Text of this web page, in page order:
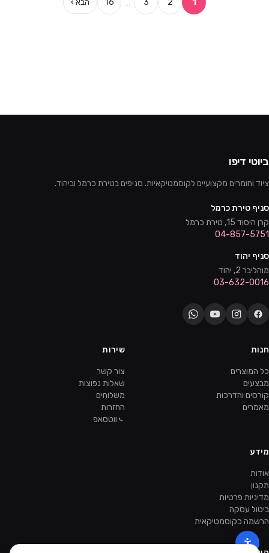
1
2
3
16 הבא ›
ביוטי דיפו
ציוד וחומרים מקצועיים לקוסמטיקאיות. סניפים בטירת כרמל וביהוד.
סניף טירת כרמל
קרן היסוד 15, טירת כרמל
04-857-5751
סניף יהוד
מוהליבר 2, יהוד
03-632-0016
חנות
כל המוצרים
מבצעים
קורסים והדרכות
מאמרים
שירות
צור קשר
שאלות נפוצות
משלוחים
החזרות
ווטסאפ
מידע
אודות
תקנון
מדיניות פרטיות
ביטול עסקה
הרשמה כקוסמטיקאית